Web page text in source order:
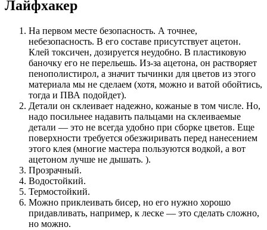
Лайфхакер
На первом месте безопасность. А точнее,
небезопасность. В его составе присутствует ацетон.
Клей токсичен, дозируется неудобно. В пластиковую
баночку его не перельешь. Из-за ацетона, он растворяет
пенополистирол, а значит тычинки для цветов из этого
материала мы не сделаем (хотя, можно и ватой обойтись,
тогда и ПВА подойдет).
Детали он склеивает надежно, кожаные в том числе. Но,
надо посильнее надавить пальцами на склеиваемые
детали — это не всегда удобно при сборке цветов. Еще
поверхности требуется обезжиривать перед нанесением
этого клея (многие мастера пользуются водкой, а вот
ацетоном лучше не дышать. ).
Прозрачный.
Водостойкий.
Термостойкий.
Можно приклеивать бисер, но его нужно хорошо
придавливать, например, к леске — это сделать сложно,
но можно.